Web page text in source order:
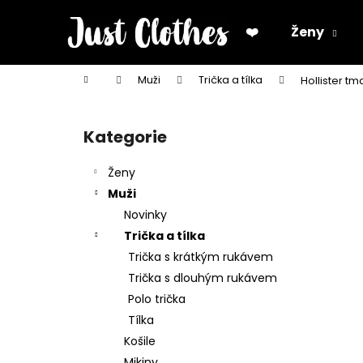
❤️ Ženy
Domů Muži Trička a tílka Hollister
Přeskočit
kategorie
Kategorie
Ženy
Muži
Novinky
Trička a tílka
Trička s krátkým rukávem
Trička s dlouhým rukávem
Polo trička
Tílka
Košile
í
Zpět
do
Zpět
do